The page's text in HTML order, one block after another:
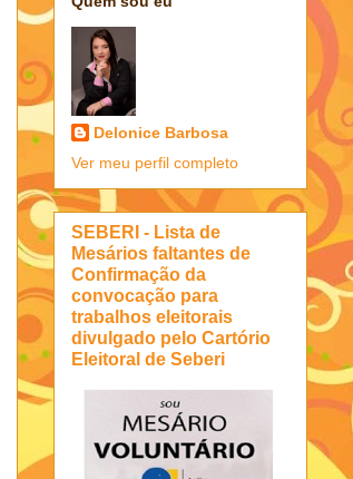
Delonice Barbosa
Ver meu perfil completo
SEBERI - Lista de
Mesários faltantes de
Confirmação da
convocação para
trabalhos eleitorais
divulgado pelo Cartório
Eleitoral de Seberi